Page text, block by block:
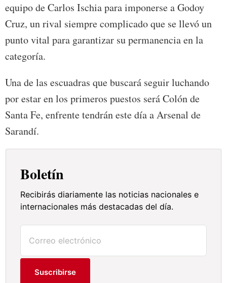
equipo de Carlos Ischia para imponerse a Godoy
Cruz, un rival siempre complicado que se llevó un
punto vital para garantizar su permanencia en la
categoría.
Una de las escuadras que buscará seguir luchando
por estar en los primeros puestos será Colón de
Santa Fe, enfrente tendrán este día a Arsenal de
Sarandí.
Boletín
Recibirás diariamente las noticias nacionales e
internacionales más destacadas del día.
Suscribirse